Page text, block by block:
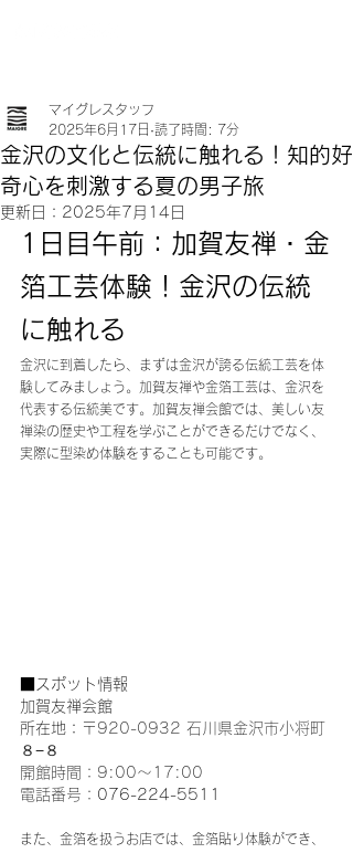
金沢の文化と伝統に触れる！知的好
奇心を刺激する夏の男子旅
マイグレスタッフ
2025年6月17日 読了時間: 7分
更新日： 2025年7月14日
1日目午前：加賀友禅・金
箔工芸体験！金沢の伝統
に触れる
金沢に到着したら、まずは金沢が誇る伝統工芸を体
験してみましょう。加賀友禅や金箔工芸は、金沢を
代表する伝統美です。加賀友禅会館では、美しい友
禅染の歴史や工程を学ぶことができるだけでなく、
実際に型染め体験をすることも可能です。
■スポット情報
加賀友禅会館
所在地： 〒920-0932 石川県金沢市小将町
８−８
開館時間：9:00～17:00
電話番号： 076-224-5511
また、金箔を扱うお店では、金箔貼り体験ができ、